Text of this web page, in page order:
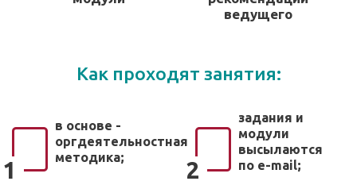
ведущего
Как проходят занятия:
1
в основе -
оргдеятельностная
методика;
2
задания и
модули
высылаются
по e-mail;